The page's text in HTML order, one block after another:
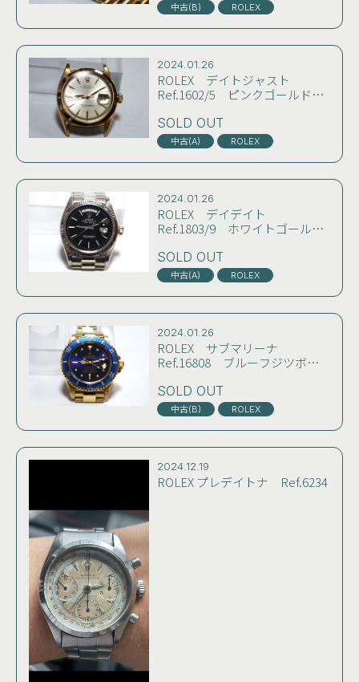
物純正スイス製ブレス付き
中古(B) ROLEX
2024.01.26
ROLEX デイトジャスト
Ref.1602/5 ピンクゴールド無
いた最初期シルバーダイヤル
クサビインデックス コンディ
ション極上
SOLD OUT
中古(A) ROLEX
2024.01.26
ROLEX デイデイト
Ref.1803/9 ホワイトゴールド
ヤル 当時の純正スイス製プレ
ジデントブレスと保証書付き
73年製 技術公認店にてOH済
み
SOLD OUT
中古(A) ROLEX
2024.01.26
ROLEX サブマリーナ
Ref.16808 ブルーフジツボダ
垢 おそらく84～85年製 コン
ディション良好 雰囲気良し
SOLD OUT
中古(B) ROLEX
2024.12.19
ROLEX プレデイトナ Ref.6234